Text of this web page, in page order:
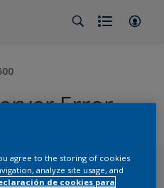
Error
agree to the storing of cookies
analyze site usage, and
de cookies para